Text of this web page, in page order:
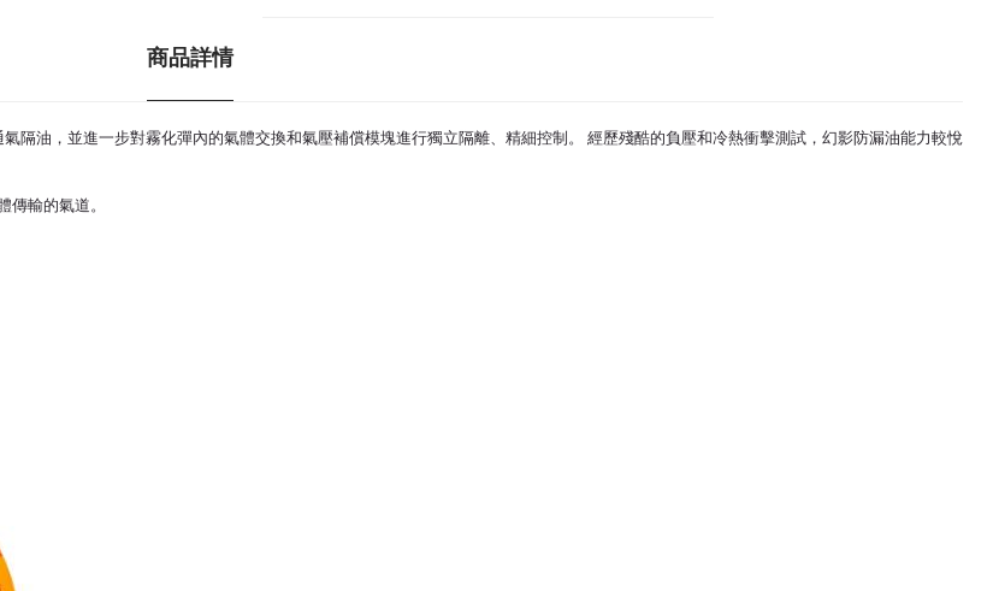
商品詳情
隔油，並進一步對霧化彈內的氣體交換和氣壓補償模塊進行獨立隔離、精細控制。 經歷殘酷的負壓和冷熱衝擊測試，幻影防漏油能力較悅
傳輸的氣道。